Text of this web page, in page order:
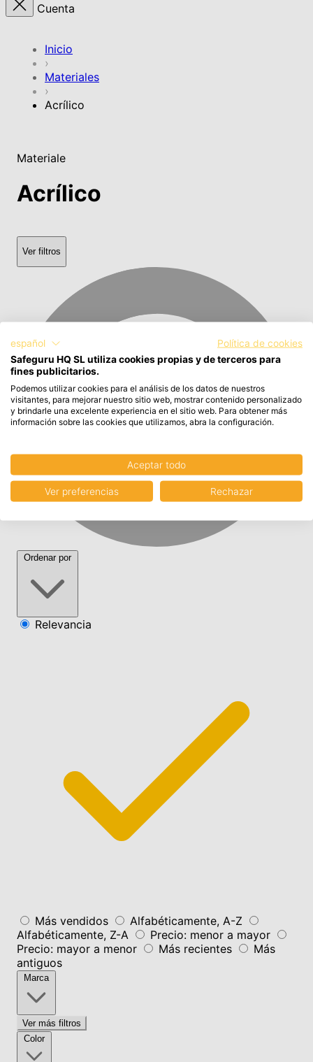
Cuenta
Inicio
›
Materiales
›
Acrílico
Materiale
Acrílico
Ver filtros
Ordenar por
Relevancia
Más vendidos
Alfabéticamente, A-Z
Alfabéticamente, Z-A
Precio: menor a mayor
Precio: mayor a menor
Más recientes
Más
antiguos
Marca
Ver más filtros
Color
español
Política de cookies
Safeguru HQ SL utiliza cookies propias y de terceros para
fines publicitarios.
Podemos utilizar cookies para el análisis de los datos de nuestros
visitantes, para mejorar nuestro sitio web, mostrar contenido personalizado
y brindarle una excelente experiencia en el sitio web. Para obtener más
información sobre las cookies que utilizamos, abra la configuración.
Aceptar todo
Ver preferencias Rechazar